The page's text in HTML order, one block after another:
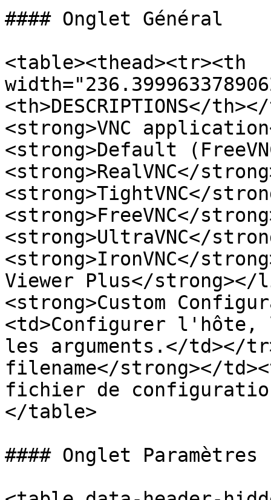
#### Onglet Général
<table><thead><tr><th
<th>DESCRIPTIONS</
<strong>VNC
<strong>Default
<strong>RealVNC</
<strong>TightVNC</
<strong>FreeVNC</
<strong>UltraVNC</
<strong>IronVNC</
Viewer Plus</
<strong>Custom
<td>Configurer
les arguments.</td></
filename</strong></
fichier de
</table>
#### Onglet Paramètres